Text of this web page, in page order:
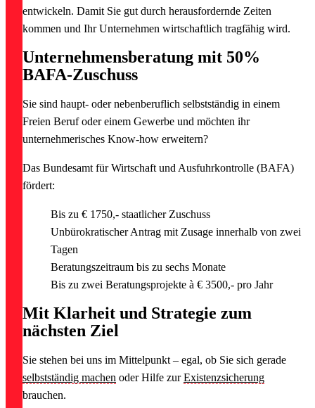
entwickeln. Damit Sie gut durch herausfordernde Zeiten
kommen und Ihr Unternehmen wirtschaftlich tragfähig wird.
Unternehmensberatung mit 50%
BAFA-Zuschuss
Sie sind haupt- oder nebenberuflich selbstständig in einem
Freien Beruf oder einem Gewerbe und möchten ihr
unternehmerisches Know-how erweitern?
Das Bundesamt für Wirtschaft und Ausfuhrkontrolle (BAFA)
fördert:
Bis zu € 1750,- staatlicher Zuschuss
Unbürokratischer Antrag mit Zusage innerhalb von zwei
Tagen
Beratungszeitraum bis zu sechs Monate
Bis zu zwei Beratungsprojekte à € 3500,- pro Jahr
Mit Klarheit und Strategie zum
nächsten Ziel
Sie stehen bei uns im Mittelpunkt – egal, ob Sie sich gerade
selbstständig machen oder Hilfe zurExistenzsicherung
brauchen.